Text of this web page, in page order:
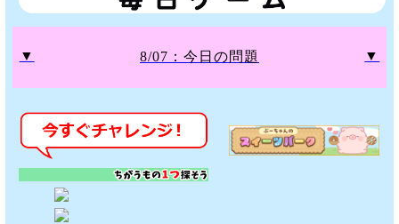
▼ 8/07：今日の問題 ▼